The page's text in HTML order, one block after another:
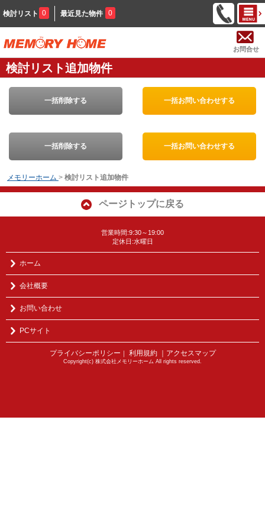
検討リスト 0 最近見た物件 0
お問合せ
検討リスト追加物件
一括削除する 一括お問い合わせする
一括削除する 一括お問い合わせする
メモリーホーム > 検討リスト追加物件
ページトップに戻る
営業時間:9:30～19:00
定休日:水曜日
ホーム
会社概要
お問い合わせ
PCサイト
プライバシーポリシー ｜ 利用規約 ｜アクセスマップ
Copyright(c) 株式会社メモリーホーム All rights reserved.